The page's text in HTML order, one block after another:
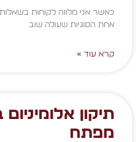
כאשר אני מלווה לקוחות
אחת הסוגיות שעולה שוב
קרא עוד »
תיקון
מפתח